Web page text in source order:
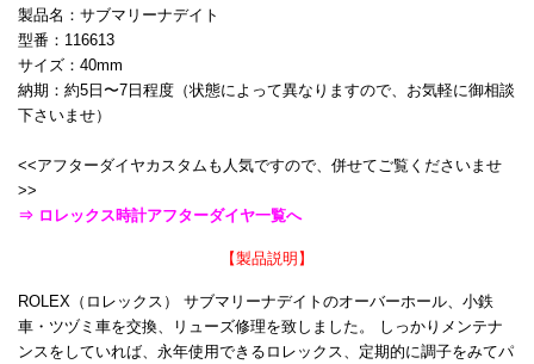
製品名：サブマリーナデイト
型番：116613
サイズ：40mm
納期：約5日〜7日程度（状態によって異なりますので、お気軽に御相談
下さいませ）
<<アフターダイヤカスタムも人気ですので、併せてご覧くださいませ
>>
⇒ ロレックス時計アフターダイヤ一覧へ
【製品説明】
ROLEX（ロレックス） サブマリーナデイトのオーバーホール、小鉄
車・ツヅミ車を交換、リューズ修理を致しました。 しっかりメンテナ
ンスをしていれば、永年使用できるロレックス、定期的に調子をみてパ